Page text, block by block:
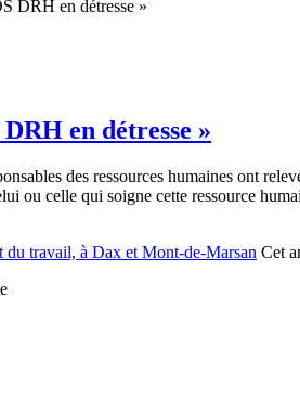
en détresse »
des ressources humaines ont
ou celle qui soigne cette ressource
travail, à Dax et Mont-de-Marsan Cet